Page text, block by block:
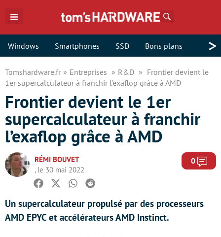
Windows Smartphones SSD Bons plans >
Tomshardware.fr Entreprises R&D
Frontier devient le
1er supercalculateur à franchir l’exaflop grâce à AMD
Frontier devient le 1er
supercalculateur à franchir
l’exaflop grâce à AMD
RÉMI BOUVET
, le 30 mai 2022
0
Facebook
TwitterWhatsapp
Reddit
Un supercalculateur propulsé par des processeurs
AMD EPYC et accélérateurs AMD Instinct.